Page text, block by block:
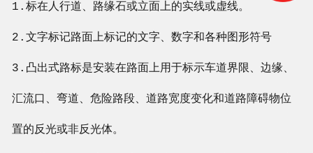
1.标在人行道、路缘石或立面上的实线或虚线。
2.文字标记路面上标记的文字、数字和各种图形符号
3.凸出式路标是安装在路面上用于标示车道界限、边缘、
汇流口、弯道、危险路段、道路宽度变化和道路障碍物位
置的反光或非反光体。